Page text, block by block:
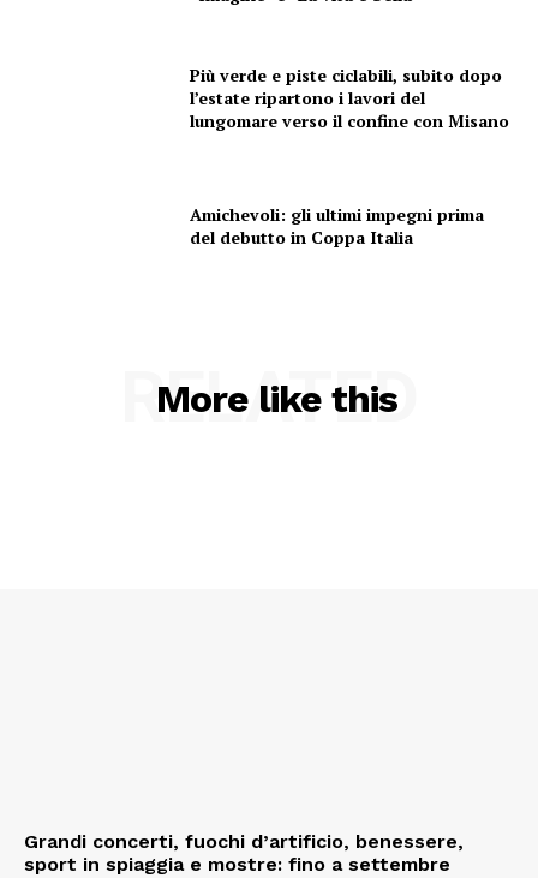
Più verde e piste ciclabili, subito dopo
l’estate ripartono i lavori del
lungomare verso il confine con Misano
Amichevoli: gli ultimi impegni prima
del debutto in Coppa Italia
More like this
RELATED
Grandi concerti, fuochi d’artificio, benessere,
sport in spiaggia e mostre: fino a settembre